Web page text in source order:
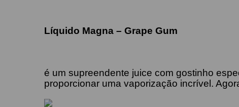
Líquido Magna – Grape Gum
é um supreendente juice com gostinho
proporcionar uma vaporização incrível.